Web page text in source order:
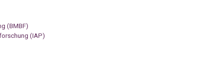
(BMBF)
(IAP)